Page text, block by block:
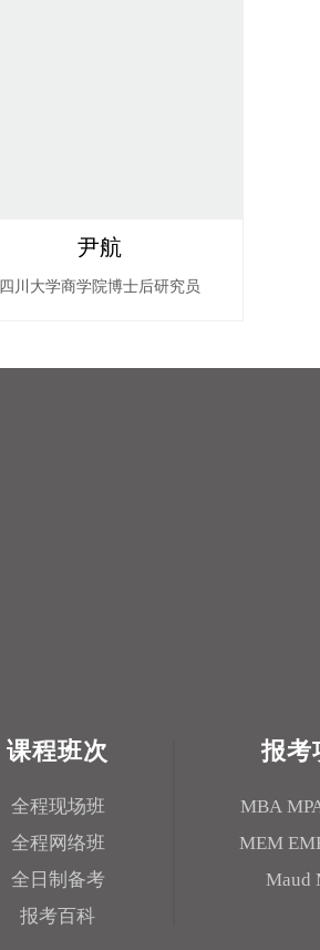
尹航
四川大学商学院博士后研究员
课程班次
全程现场班
全程网络班
全日制备考
报考百科
报考
MBA
MEM
Maud